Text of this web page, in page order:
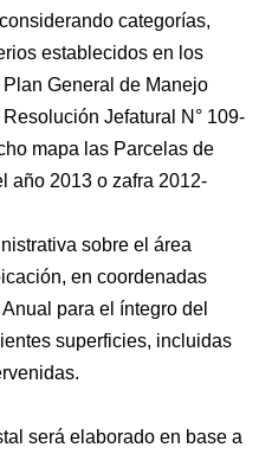
categorías,
establecidos en los
General de Manejo
Jefatural N° 109-
mapa las Parcelas de
año 2013 o zafra 2012-
sobre el área
en coordenadas
para el íntegro del
superficies, incluidas
será elaborado en base a